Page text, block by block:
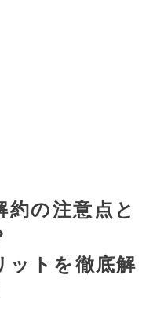
約の注意点と
ットを徹底解